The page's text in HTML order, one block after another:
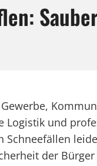
und
Schneefällen
der